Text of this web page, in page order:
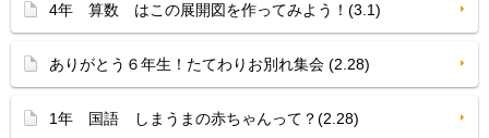
4年 算数 はこの展開図を作ってみよう！(3.1)
ありがとう６年生！たてわりお別れ集会 (2.28)
1年 国語 しまうまの赤ちゃんって？(2.28)